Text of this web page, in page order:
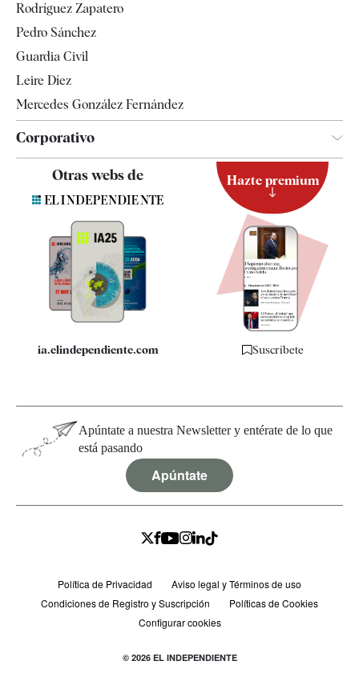
Televisión
Rodríguez Zapatero
Pedro Sánchez
Guardia Civil
Leire Díez
Mercedes González Fernández
Corporativo
Contacto
Quiénes somos
Especificaciones
Otras webs de
ia.elindependiente.com
Hazte premium
Suscríbete
Apúntate a nuestra Newsletter y entérate de lo que
está pasando
Apúntate
Política de Privacidad
Aviso legal y Términos de uso
Condiciones de Registro y Suscripción
Políticas de Cookies
Configurar cookies
© 2026 EL INDEPENDIENTE